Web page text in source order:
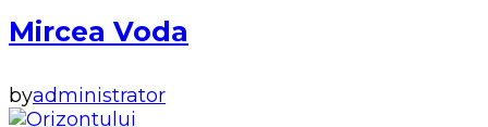
Mircea Voda
byadministrator